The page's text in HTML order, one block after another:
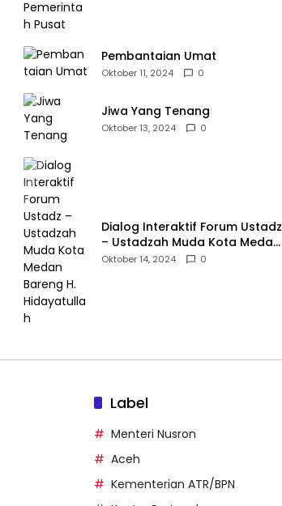
Pembantaian Umat
Oktober 11, 2024 0
Jiwa Yang Tenang
Oktober 13, 2024 0
Dialog Interaktif Forum Ustadz
– Ustadzah Muda Kota Medan
Bareng H. Hidayatullah
Oktober 14, 2024 0
Label
Menteri Nusron
Aceh
Kementerian ATR/BPN